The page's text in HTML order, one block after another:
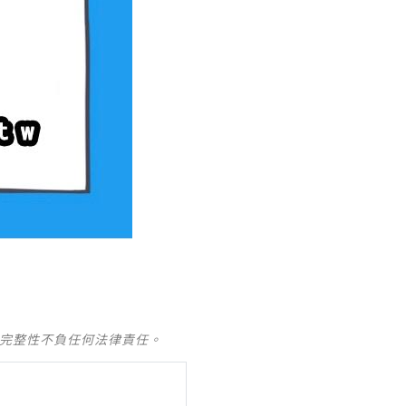
整性不負任何法律責任。